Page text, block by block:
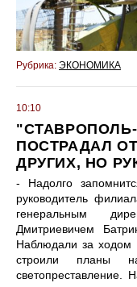
Рубрика: ЭКОНОМИКА
10:10
ПОСТРАДАЛ
ДРУГИХ, НО
- Надолго
руководитель
генеральным
Дмитриевичем
Наблюдали за ходом
строили планы
светопреставление.